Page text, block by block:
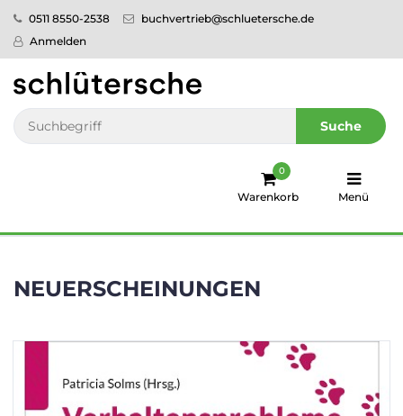
0511 8550-2538
buchvertrieb@schluetersche.de
Anmelden
Suche
Warenkorb
0
Menü
Pflege
Veterinär­
medizin
humboldt
Sale!
Service
NEUERSCHEINUNGEN